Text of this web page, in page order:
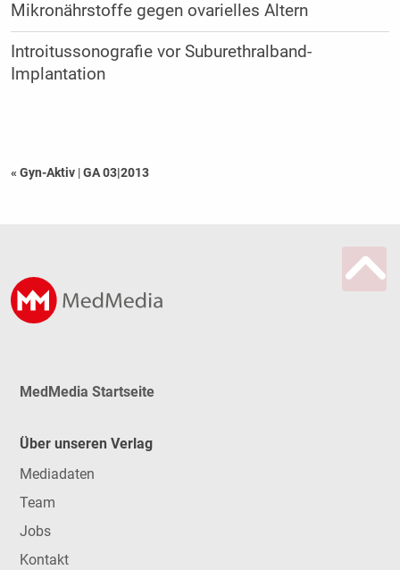
Mikronährstoffe gegen ovarielles Altern
Introitussonografie vor Suburethralband-
Implantation
« Gyn-Aktiv |GA 03|2013
MedMedia Startseite
Über unseren Verlag
Mediadaten
Team
Jobs
Kontakt